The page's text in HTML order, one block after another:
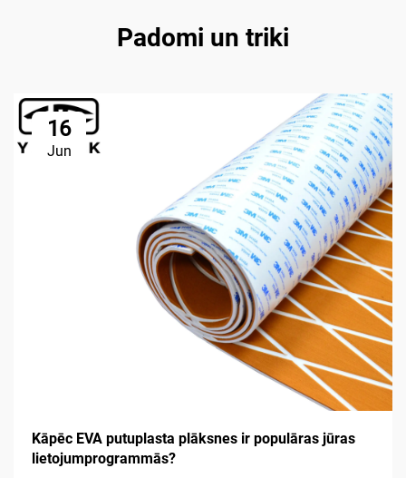
Padomi un triki
16
Jun
Kāpēc EVA putuplasta plāksnes ir populāras jūras
lietojumprogrammās?